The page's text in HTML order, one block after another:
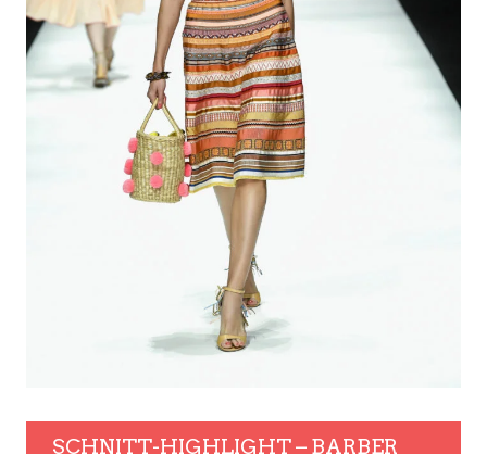
SCHNITT-HIGHLIGHT – BARBER